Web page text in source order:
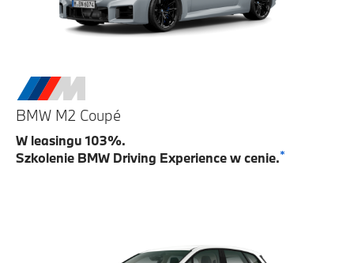
BMW M2 Coupé
W leasingu 103%.
Szkolenie BMW Driving Experience w cenie.*